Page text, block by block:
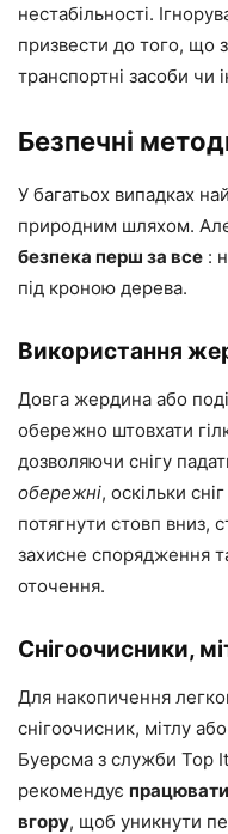
нестабільності.
призвести до того, що
транспортні засоби чи
Безпечні
У багатьох випадках
природним шляхом.
безпека перш за все :
під кроною дерева.
Використання
Довга жердина або
обережно штовхати
дозволяючи снігу
обережні, оскільки
потягнути стовп вниз,
захисне спорядження
оточення.
Снігоочисники,
Для накопичення
снігоочисник, мітлу
Буерсма з служби Top
рекомендує
вгору, щоб уникнути